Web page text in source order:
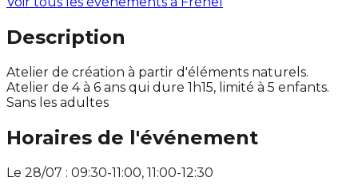
Description
Atelier de création à partir d'éléments naturels.
Atelier de 4 à 6 ans qui dure 1h15, limité à 5 enfants.
Sans les adultes
Horaires de l'événement
Le 28/07 : 09:30-11:00, 11:00-12:30